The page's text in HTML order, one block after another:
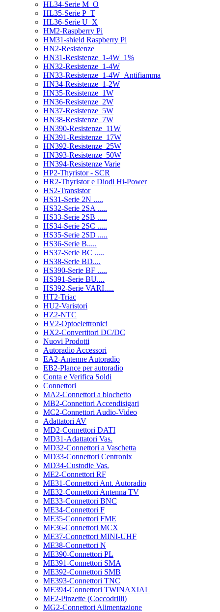
HL34-Serie M_O
HL35-Serie P_T
HL36-Serie U_X
HM2-Raspberry Pi
HM31-shield Raspberry Pi
HN2-Resistenze
HN31-Resistenze_1-4W_1%
HN32-Resistenze_1-4W
HN33-Resistenze_1-4W_Antifiamma
HN34-Resistenze_1-2W
HN35-Resistenze_1W
HN36-Resistenze_2W
HN37-Resistenze_5W
HN38-Resistenze_7W
HN390-Resistenze_11W
HN391-Resistenze_17W
HN392-Resistenze_25W
HN393-Resistenze_50W
HN394-Resistenze Varie
HP2-Thyristor - SCR
HR2-Thyristor e Diodi Hi-Power
HS2-Transistor
HS31-Serie 2N .....
HS32-Serie 2SA .....
HS33-Serie 2SB .....
HS34-Serie 2SC .....
HS35-Serie 2SD .....
HS36-Serie B.....
HS37-Serie BC .....
HS38-Serie BD....
HS390-Serie BF .....
HS391-Serie BU....
HS392-Serie VARI.....
HT2-Triac
HU2-Varistori
HZ2-NTC
HV2-Optoelettronici
HX2-Convertitori DC/DC
Nuovi Prodotti
Autoradio Accessori
EA2-Antenne Autoradio
EB2-Plance per autoradio
Conta e Verifica Soldi
Connettori
MA2-Connettori a blochetto
MB2-Connettori Accendisigari
MC2-Connettori Audio-Video
Adattatori AV
MD2-Connettori DATI
MD31-Adattatori Vas.
MD32-Connettori a Vaschetta
MD33-Connettori Centronix
MD34-Custodie Vas.
ME2-Connettori RF
ME31-Connettori Ant. Autoradio
ME32-Connettori Antenna TV
ME33-Connettori BNC
ME34-Connettori F
ME35-Connettori FME
ME36-Connettori MCX
ME37-Connettori MINI-UHF
ME38-Connettori N
ME390-Connettori PL
ME391-Connettori SMA
ME392-Connettori SMB
ME393-Connettori TNC
ME394-Connettori TWINAXIAL
MF2-Pinzette (Coccodrilli)
MG2-Connettori Alimentazione